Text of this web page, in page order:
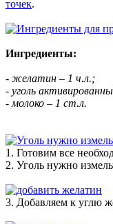
точек.
Ингредиенты:
- желатин – 1 ч.л.;
- уголь
- молоко – 1 ст.л.
1. Готовим все
2. Уголь нужно
3. Добавляем к углю